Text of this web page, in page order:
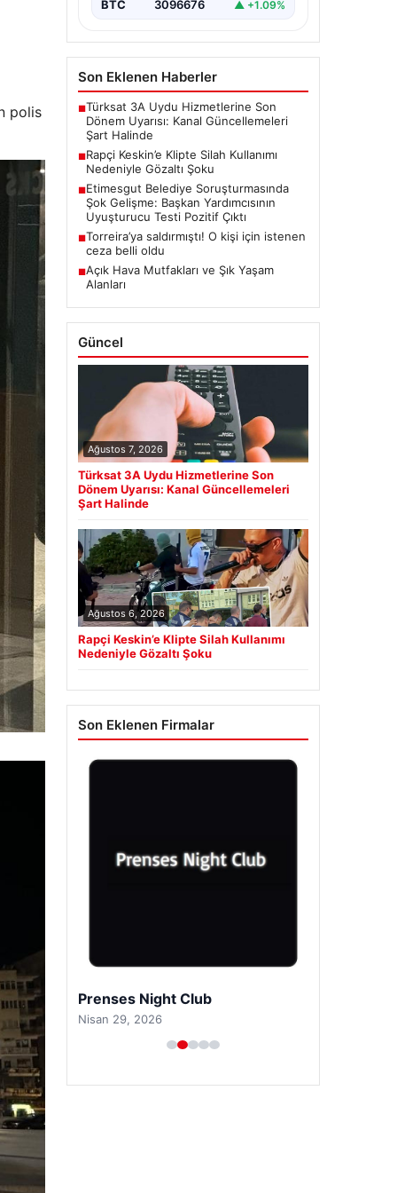
polis
BTC 3096676 ▲ +1.09%
Son Eklenen Haberler
■Türksat 3A Uydu Hizmetlerine Son
Dönem Uyarısı: Kanal Güncellemeleri
Şart Halinde
■Rapçi Keskin’e Klipte Silah Kullanımı
Nedeniyle Gözaltı Şoku
■Etimesgut Belediye Soruşturmasında
Şok Gelişme: Başkan Yardımcısının
Uyuşturucu Testi Pozitif Çıktı
■Torreira’ya saldırmıştı! O kişi için istenen
ceza belli oldu
■Açık Hava Mutfakları ve Şık Yaşam
Alanları
Güncel
Ağustos 7, 2026
Türksat 3A Uydu Hizmetlerine Son
Dönem Uyarısı: Kanal Güncellemeleri
Şart Halinde
Ağustos 6, 2026
Rapçi Keskin’e Klipte Silah Kullanımı
Nedeniyle Gözaltı Şoku
Son Eklenen Firmalar
Prenses Night Club
Nisan 29, 2026